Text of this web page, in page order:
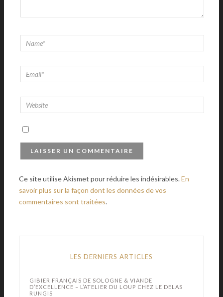
Ce site utilise Akismet pour réduire les indésirables.En
savoir plus sur la façon dont les données de vos
commentaires sont traitées.
LES DERNIERS ARTICLES
GIBIER FRANÇAIS DE SOLOGNE & VIANDE
D’EXCELLENCE – L’ATELIER DU LOUP CHEZ LE DELAS
RUNGIS